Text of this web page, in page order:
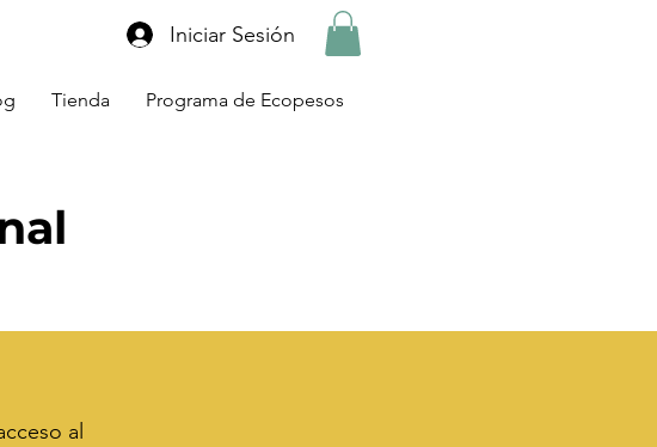
Iniciar Sesión
Tienda Programa de Ecopesos
al